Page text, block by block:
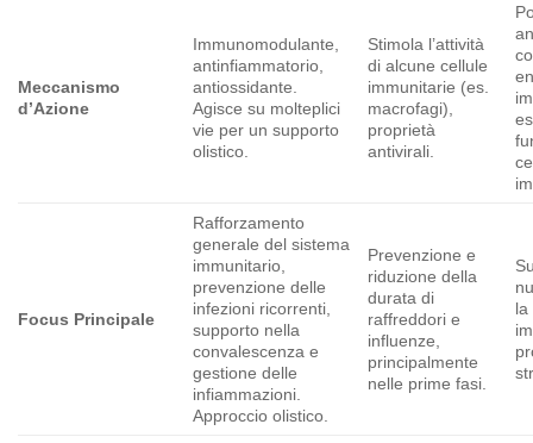
Meccanismo
d’Azione
Immunomodulante,
antinfiammatorio,
antiossidante.
Agisce su molteplici
vie per un supporto
olistico.
Stimola l’attività
di alcune cellule
immunitarie (es.
macrofagi),
proprietà
antivirali.
Focus Principale
Rafforzamento
generale del sistema
immunitario,
prevenzione delle
infezioni ricorrenti,
supporto nella
convalescenza e
gestione delle
infiammazioni.
Approccio olistico.
Prevenzione e
riduzione della
durata di
raffreddori e
influenze,
principalmente
nelle prime fasi.
la